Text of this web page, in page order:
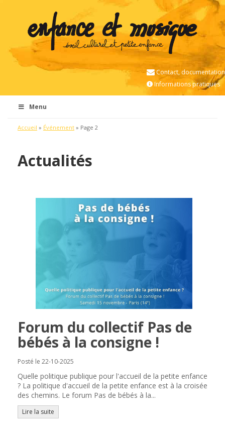
Contact, documentation
Informations pratiques
Menu
Accueil » Événement » Page 2
Actualités
Forum du collectif Pas de
bébés à la consigne !
Posté le 22-10-2025
Quelle politique publique pour l'accueil de la petite enfance
? La politique d'accueil de la petite enfance est à la croisée
des chemins. Le forum Pas de bébés à la...
Lire la suite